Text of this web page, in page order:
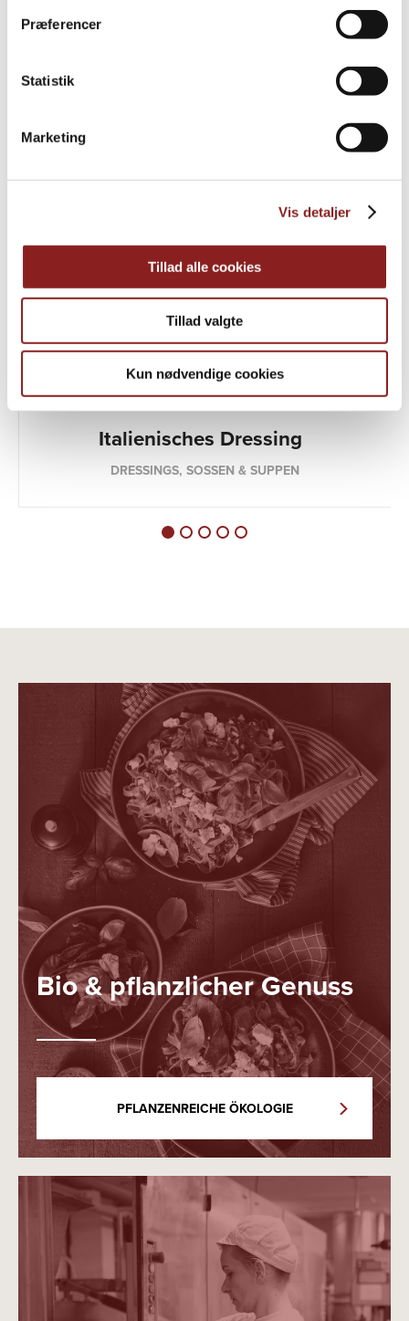
Præferencer
Statistik
Marketing
Vis detaljer
Tillad alle cookies
Tillad valgte
Kun nødvendige cookies
Weitere Informationen
Italienisches Dressing
DRESSINGS, SOSSEN & SUPPEN
Bio & pflanzlicher Genuss
PFLANZENREICHE ÖKOLOGIE